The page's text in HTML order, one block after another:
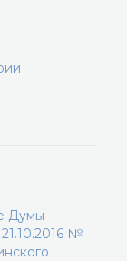
Думы
№